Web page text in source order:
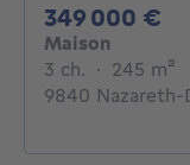
349 000 €
Maison
3 ch. 3 chambres
· 245 m²
9840 Nazareth-